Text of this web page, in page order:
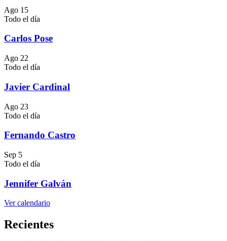
Ago 15
Todo el día
Carlos Pose
Ago 22
Todo el día
Javier Cardinal
Ago 23
Todo el día
Fernando Castro
Sep 5
Todo el día
Jennifer Galván
Ver calendario
Recientes